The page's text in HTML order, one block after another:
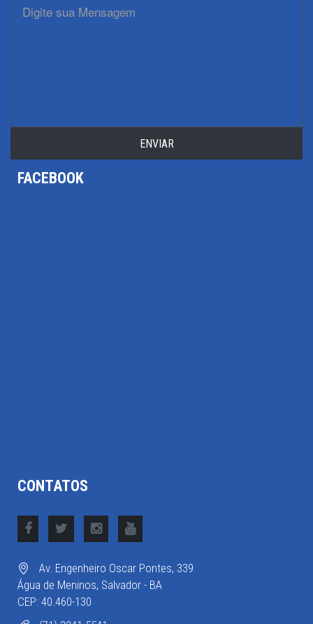
ENVIAR
FACEBOOK
CONTATOS
Av. Engenheiro Oscar Pontes, 339
Água de Meninos, Salvador - BA
CEP: 40.460-130